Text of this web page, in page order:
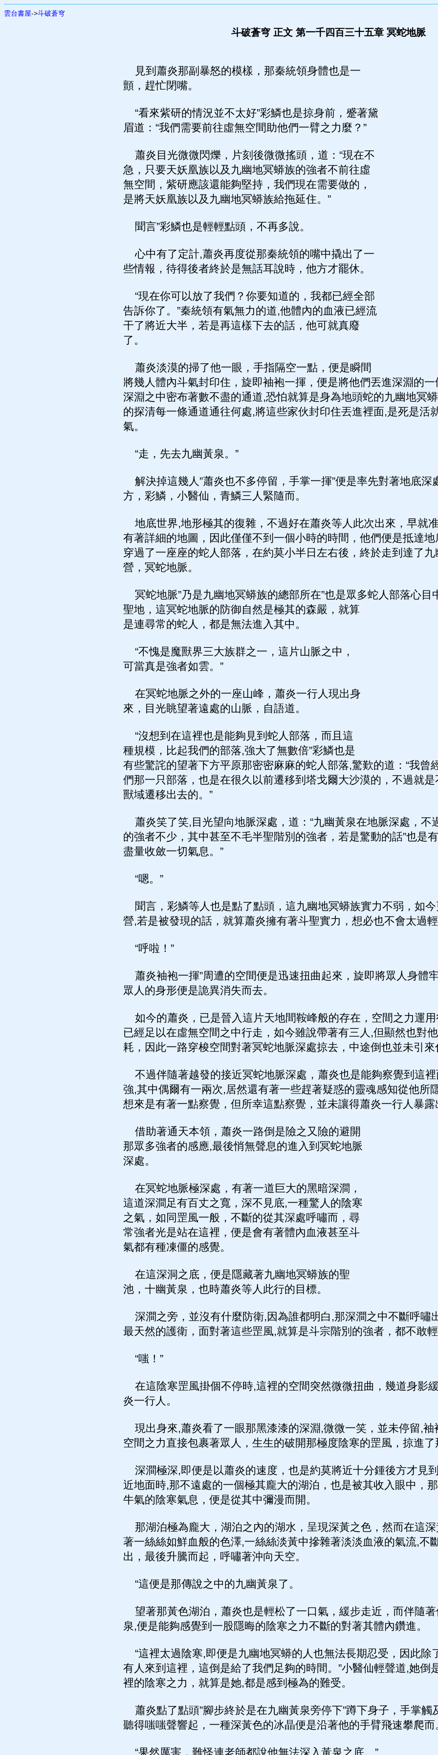
雲台書屋->斗破蒼穹
斗破蒼穹 正文 第一千四百三十五章 冥蛇地脈
見到蕭炎那副暴怒的模樣，那秦統領身體也是一
顫，趕忙閉嘴。
“看來紫研的情況並不太好”彩鱗也是掠身前，蹙著黛
眉道：“我們需要前往虛無空間助他們一臂之力麼？”
蕭炎目光微微閃爍，片刻後微微搖頭，道：“現在不
急，只要天妖凰族以及九幽地冥蟒族的強者不前往虛
無空間，紫研應該還能夠堅持，我們現在需要做的，
是將天妖凰族以及九幽地冥蟒族給拖延住。”
聞言”彩鱗也是輕輕點頭，不再多說。
心中有了定計,蕭炎再度從那秦統領的嘴中撬出了一
些情報，待得後者終於是無話耳說時，他方才罷休。
“現在你可以放了我們？你要知道的，我都已經全部
告訴你了。”秦統領有氣無力的道,他體內的血液已經流
干了將近大半，若是再這樣下去的話，他可就真廢
了。
蕭炎淡漠的掃了他一眼，手指隔空一點，便是瞬間
將幾人體內斗氣封印住，旋即袖袍一揮，便是將他們丟進深淵的
深淵之中密布著數不盡的通道,恐怕就算是身為地頭蛇的九幽地冥
的探清每一條通道通往何處,將這些家伙封印住丟進裡面,是死是活
氣。
“走，先去九幽黃泉。”
解決掉這幾人”蕭炎也不多停留，手掌一揮”便是率先對著地底深
方，彩鱗，小醫仙，青鱗三人緊隨而。
地底世界,地形極其的復雜，不過好在蕭炎等人此次出來，早就
有著詳細的地圖，因此僅僅不到一個小時的時間，他們便是抵達
穿過了一座座的蛇人部落，在約莫小半日左右後，終於走到達了
營，冥蛇地脈。
冥蛇地脈”乃是九幽地冥蟒族的總部所在”也是眾多蛇人部落心目
聖地，這冥蛇地脈的防御自然是極其的森嚴，就算
是連尋常的蛇人，都是無法進入其中。
“不愧是魔獸界三大族群之一，這片山脈之中，
可當真是強者如雲。”
在冥蛇地脈之外的一座山峰，蕭炎一行人現出身
來，目光眺望著遠處的山脈，自語道。
“沒想到在這裡也是能夠見到蛇人部落，而且這
種規模，比起我們的部落,強大了無數倍”彩鱗也是
有些驚詫的望著下方平原那密密麻麻的蛇人部落,驚歎的道：“我曾
們那一只部落，也是在很久以前遷移到塔戈爾大沙漠的，不過就
獸域遷移出去的。”
蕭炎笑了笑,目光望向地脈深處，道：“九幽黃泉在地脈深處，不
的強者不少，其中甚至不毛半聖階別的強者，若是驚動的話”也是
盡量收斂一切氣息。”
“嗯。”
聞言，彩鱗等人也是點了點頭，這九幽地冥蟒族實力不弱，如
營,若是被發現的話，就算蕭炎擁有著斗聖實力，想必也不會太過
“呼啦！”
蕭炎袖袍一揮”周遭的空間便是迅速扭曲起來，旋即將眾人身體
眾人的身形便是詭異消失而去。
如今的蕭炎，已是晉入這片天地間鞍峰般的存在，空間之力運用
已經足以在虛無空間之中行走，如今雖說帶著有三人,但顯然也對
耗，因此一路穿梭空間對著冥蛇地脈深處掠去，中途倒也並未引
不過伴隨著越發的接近冥蛇地脈深處，蕭炎也是能夠察覺到這
強,其中偶爾有一兩次,居然還有著一些趕著疑惑的靈魂感知從他所
想來是有著一點察覺，但所幸這點察覺，並未讓得蕭炎一行人暴露
借助著通天本領，蕭炎一路倒是險之又險的避開
那眾多強者的感應,最後悄無聲息的進入到冥蛇地脈
深處。
在冥蛇地脈極深處，有著一道巨大的黑暗深澗，
這道深澗足有百丈之寬，深不見底,一種驚人的陰寒
之氣，如同罡風一般，不斷的從其深處呼嘯而，尋
常強者光是站在這裡，便是會有著體內血液甚至斗
氣都有種凍僵的感覺。
在這深洞之底，便是隱藏著九幽地冥蟒族的聖
池，十幽黃泉，也時蕭炎等人此行的目標。
深澗之旁，並沒有什麼防衛,因為誰都明白,那深澗之中不斷呼嘯
最天然的護衛，面對著這些罡風,就算是斗宗階別的強者，都不敢
“嗤！”
在這陰寒罡風掛個不停時,這裡的空間突然微微扭曲，幾道身影
炎一行人。
現出身來,蕭炎看了一眼那黑漆漆的深淵,微微一笑，並未停留,袖
空間之力直接包裹著眾人，生生的破開那極度陰寒的罡風，掠進
深澗極深,即便是以蕭炎的速度，也是約莫將近十分鍾後方才見
近地面時,那不遠處的一個極其龐大的湖泊，也是被其收入眼中，
牛氣的陰寒氣息，便是從其中彌漫而開。
那湖泊極為龐大，湖泊之內的湖水，呈現深黃之色，然而在這
著一絲絲如鮮血般的色澤,一絲絲淡黃中摻雜著淡淡血液的氣流,不
出，最後升騰而起，呼嘯著沖向天空。
“這便是那傳說之中的九幽黃泉了。
望著那黃色湖泊，蕭炎也是輕松了一口氣，緩步走近，而伴隨
泉,便是能夠感覺到一股隱晦的陰寒之力不斷的對著其體內鑽進。
“這裡太過陰寒,即便是九幽地冥蟒的人也無法長期忍受，因此除
有人來到這裡，這倒是給了我們足夠的時間。”小醫仙輕聲道,她倒
裡的陰寒之力，就算是她,都是感到極為的難受。
蕭炎點了點頭”腳步終於是在九幽黃泉旁停下”蹲下身子，手掌觸
聽得嗤嗤聲響起，一種深黃色的冰晶便是沿著他的手臂飛速攀爬而
“果然厲害，難怪連老師都說他無法深入黃泉之底。”